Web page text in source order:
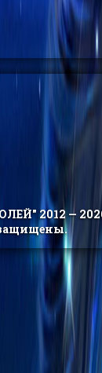
2012 —
защищены.